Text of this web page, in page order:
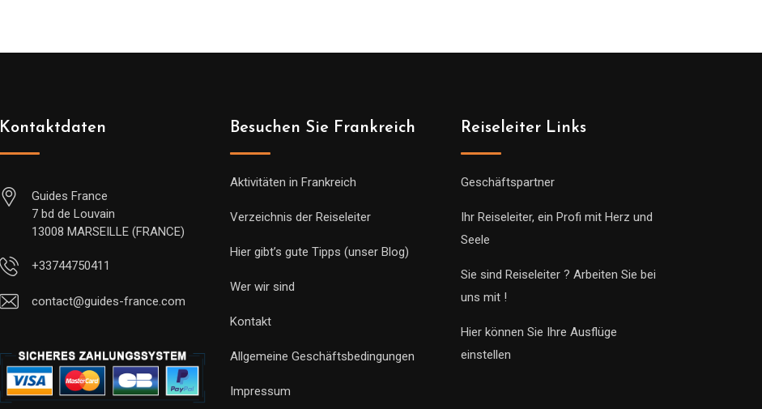
Kontaktdaten
Guides France
7 bd de Louvain
13008 MARSEILLE (FRANCE)
+33744750411
contact@guides-france.com
Besuchen Sie Frankreich
Aktivitäten in Frankreich
Verzeichnis der Reiseleiter
Hier gibt’s gute Tipps (unser Blog)
Wer wir sind
Kontakt
Allgemeine Geschäftsbedingungen
Impressum
Reiseleiter Links
Geschäftspartner
Ihr Reiseleiter, ein Profi mit Herz und
Seele
Sie sind Reiseleiter ? Arbeiten Sie bei
uns mit !
Hier können Sie Ihre Ausflüge
einstellen